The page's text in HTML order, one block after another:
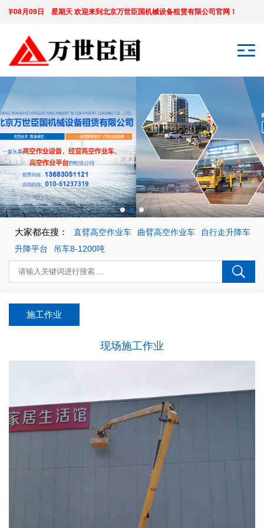
年08月09日 星期天 欢迎来到北京万世臣国机械设备租赁有限公司官
大家都在搜： 直臂高空作业车 曲臂高空作业车
自行走升降车
升降平台
吊车8-1200吨
施工作业
现场施工作业